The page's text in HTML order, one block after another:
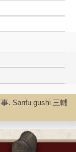
. Sanfu gushi 三輔